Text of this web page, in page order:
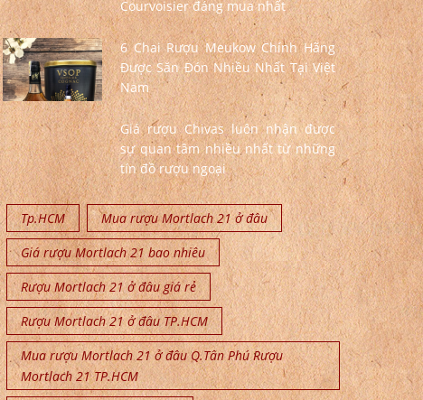
Courvoisier đáng mua nhất
6 Chai Rượu Meukow Chính Hãng
Được Săn Đón Nhiều Nhất Tại Việt
Nam
Giá rượu Chivas luôn nhận được
sự quan tâm nhiều nhất từ những
tín đồ rượu ngoại
Tp.HCM
Mua rượu Mortlach 21 ở đâu
Giá rượu Mortlach 21 bao nhiêu
Rượu Mortlach 21 ở đâu giá rẻ
Rượu Mortlach 21 ở đâu TP.HCM
Mua rượu Mortlach 21 ở đâu Q.Tân Phú Rượu
Mortlach 21 TP.HCM